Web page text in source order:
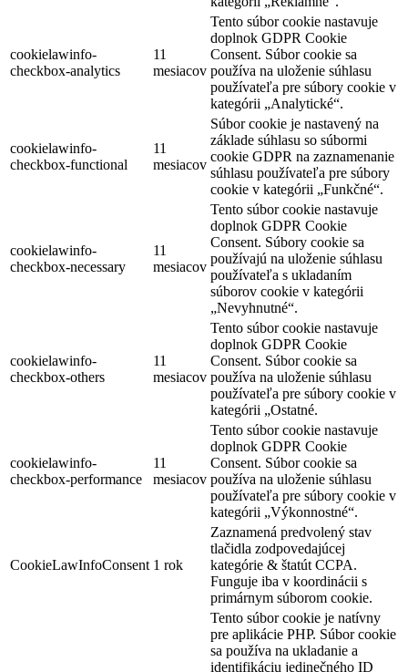
cookielawinfo-
checkbox-analytics
11
mesiacov
Tento súbor cookie nastavuje
doplnok GDPR Cookie
Consent. Súbor cookie sa
používa na uloženie súhlasu
používateľa pre súbory cookie v
kategórii „Analytické“.
cookielawinfo-
checkbox-functional
11
mesiacov
Súbor cookie je nastavený na
základe súhlasu so súbormi
cookie GDPR na zaznamenanie
súhlasu používateľa pre súbory
cookie v kategórii „Funkčné“.
cookielawinfo-
checkbox-necessary
11
mesiacov
Tento súbor cookie nastavuje
doplnok GDPR Cookie
Consent. Súbory cookie sa
používajú na uloženie súhlasu
používateľa s ukladaním
súborov cookie v kategórii
„Nevyhnutné“.
cookielawinfo-
checkbox-others
11
mesiacov
Tento súbor cookie nastavuje
doplnok GDPR Cookie
Consent. Súbor cookie sa
používa na uloženie súhlasu
používateľa pre súbory cookie v
kategórii „Ostatné.
cookielawinfo-
checkbox-performance
11
mesiacov
Tento súbor cookie nastavuje
doplnok GDPR Cookie
Consent. Súbor cookie sa
používa na uloženie súhlasu
používateľa pre súbory cookie v
kategórii „Výkonnostné“.
CookieLawInfoConsent 1 rok
Zaznamená predvolený stav
tlačidla zodpovedajúcej
kategórie & štatút CCPA.
Funguje iba v koordinácii s
primárnym súborom cookie.
Tento súbor cookie je natívny
pre aplikácie PHP. Súbor cookie
sa používa na ukladanie a
identifikáciu jedinečného ID